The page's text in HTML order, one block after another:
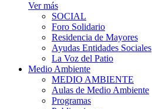
Ver más
SOCIAL
Foro Solidario
Residencia de Mayores
Ayudas Entidades Sociales
La Voz del Patio
Medio Ambiente
MEDIO AMBIENTE
Aulas de Medio Ambiente
Programas